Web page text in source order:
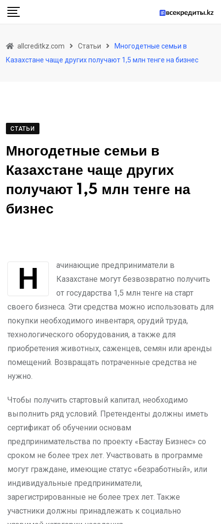
Skip
allcreditkz.com Статьи
Многодетные семьи в
Казахстане чаще других получают 1,5 млн тенге на бизнес
СТАТЬИ
Многодетные семьи в
Казахстане чаще других
получают 1,5 млн тенге на
бизнес
Начинающие предприниматели в
Казахстане могут безвозвратно получить
от государства 1,5 млн тенге на старт
своего бизнеса. Эти средства можно использовать для
покупки необходимого инвентаря, орудий труда,
технологического оборудования, а также для
приобретения животных, саженцев, семян или аренды
помещений. Возвращать потраченные средства не
нужно.
Чтобы получить стартовый капитал, необходимо
выполнить ряд условий. Претенденты должны иметь
сертификат об обучении основам
предпринимательства по проекту «Бастау Бизнес» со
сроком не более трех лет. Участвовать в программе
могут граждане, имеющие статус «безработный», или
индивидуальные предприниматели,
зарегистрированные не более трех лет. Также
участники должны принадлежать к социально